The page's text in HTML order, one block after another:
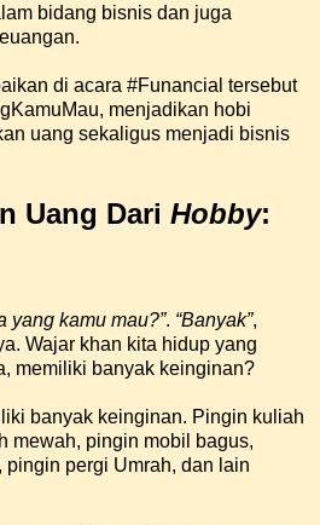
bidang bisnis dan juga
di acara #Funancial tersebut
menjadikan hobi
uang sekaligus menjadi bisnis
Uang Dari Hobby:
yang kamu mau?”. “Banyak”,
Wajar khan kita hidup yang
memiliki banyak keinginan?
banyak keinginan. Pingin kuliah
mewah, pingin mobil bagus,
pergi Umrah, dan lain